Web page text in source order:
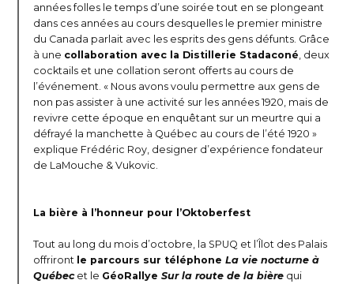
années folles le temps d’une soirée tout en se plongeant
dans ces années au cours desquelles le premier ministre
du Canada parlait avec les esprits des gens défunts. Grâce
à une collaboration avec la Distillerie Stadaconé , deux
cocktails et une collation seront offerts au cours de
l’événement. « Nous avons voulu permettre aux gens de
non pas assister à une activité sur les années 1920, mais de
revivre cette époque en enquêtant sur un meurtre qui a
défrayé la manchette à Québec au cours de l’été 1920 »
explique Frédéric Roy, designer d’expérience fondateur
de LaMouche & Vukovic.
La bière à l’honneur pour l’Oktoberfest
Tout au long du mois d’octobre, la SPUQ et l’Îlot des Palais
offriront le parcours sur téléphoneLa vie nocturne à
Québecet le GéoRallyeSur la route de la bière qui